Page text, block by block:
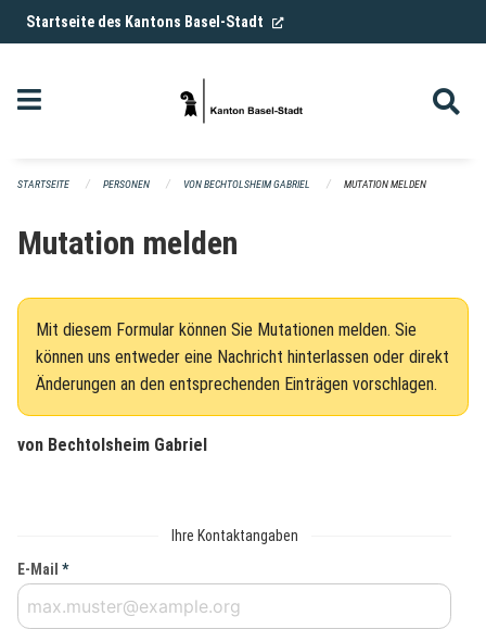
Navigation überspringen
Startseite des Kantons Basel-Stadt (External Link)
STARTSEITE PERSONEN VON BECHTOLSHEIM GABRIEL MUTATION MELDEN
Mutation melden
Mit diesem Formular können Sie Mutationen melden. Sie
können uns entweder eine Nachricht hinterlassen oder direkt
Änderungen an den entsprechenden Einträgen vorschlagen.
von Bechtolsheim Gabriel
Ihre Kontaktangaben
E-Mail *